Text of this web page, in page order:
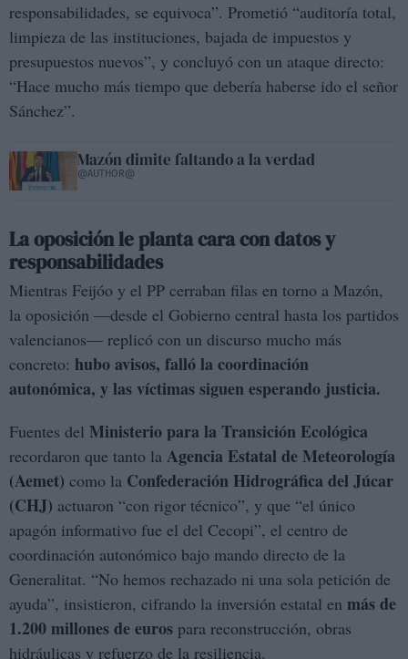
responsabilidades, se equivoca”. Prometió “auditoría total,
limpieza de las instituciones, bajada de impuestos y
presupuestos nuevos”, y concluyó con un ataque directo:
“Hace mucho más tiempo que debería haberse ido el señor
Sánchez”.
Mazón dimite faltando a la verdad
@AUTHOR@
La oposición le planta cara con datos y
responsabilidades
Mientras Feijóo y el PP cerraban filas en torno a Mazón,
la oposición —desde el Gobierno central hasta los partidos
valencianos— replicó con un discurso mucho más
concreto: hubo avisos, falló la coordinación
autonómica, y las víctimas siguen esperando justicia.
Fuentes del Ministerio para la Transición Ecológica
recordaron que tanto la Agencia Estatal de Meteorología
(Aemet) como la Confederación Hidrográfica del Júcar
(CHJ) actuaron “con rigor técnico”, y que “el único
apagón informativo fue el del Cecopi”, el centro de
coordinación autonómico bajo mando directo de la
Generalitat. “No hemos rechazado ni una sola petición de
ayuda”, insistieron, cifrando la inversión estatal en más de
1.200 millones de euros para reconstrucción, obras
hidráulicas y refuerzo de la resiliencia.